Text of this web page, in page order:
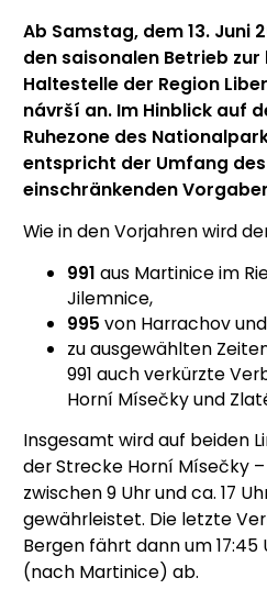
Ab Samstag, dem 13. Juni
den saisonalen Betrieb
Haltestelle der Region
návrší an. Im Hinblick auf
Ruhezone des
entspricht der Umfang
einschränkenden
Wie in den Vorjahren wird
991 aus Martinice im
Jilemnice,
995 von Harrachov
zu ausgewählten
991 auch verkürzte
Horní Mísečky und
Insgesamt wird auf beiden
der Strecke Horní Mísečky
zwischen 9 Uhr und ca. 17
gewährleistet. Die letzte
Bergen fährt dann um
(nach Martinice) ab.